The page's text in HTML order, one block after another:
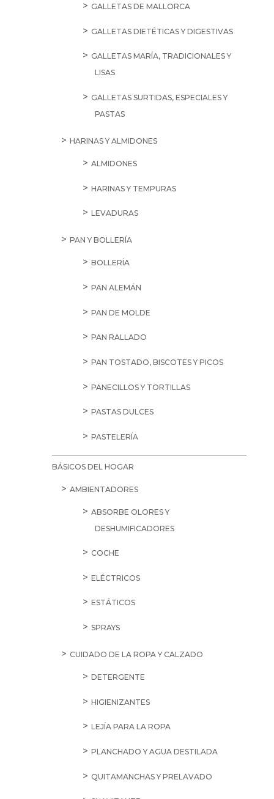
GALLETAS DE MALLORCA
GALLETAS DIETÉTICAS Y DIGESTIVAS
GALLETAS MARÍA, TRADICIONALES Y
LISAS
GALLETAS SURTIDAS, ESPECIALES Y
PASTAS
HARINAS Y ALMIDONES
ALMIDONES
HARINAS Y TEMPURAS
LEVADURAS
PAN Y BOLLERÍA
BOLLERÍA
PAN ALEMÁN
PAN DE MOLDE
PAN RALLADO
PAN TOSTADO, BISCOTES Y PICOS
PANECILLOS Y TORTILLAS
PASTAS DULCES
PASTELERÍA
BÁSICOS DEL HOGAR
AMBIENTADORES
ABSORBE OLORES Y
DESHUMIFICADORES
COCHE
ELÉCTRICOS
ESTÁTICOS
SPRAYS
CUIDADO DE LA ROPA Y CALZADO
DETERGENTE
HIGIENIZANTES
LEJÍA PARA LA ROPA
PLANCHADO Y AGUA DESTILADA
QUITAMANCHAS Y PRELAVADO